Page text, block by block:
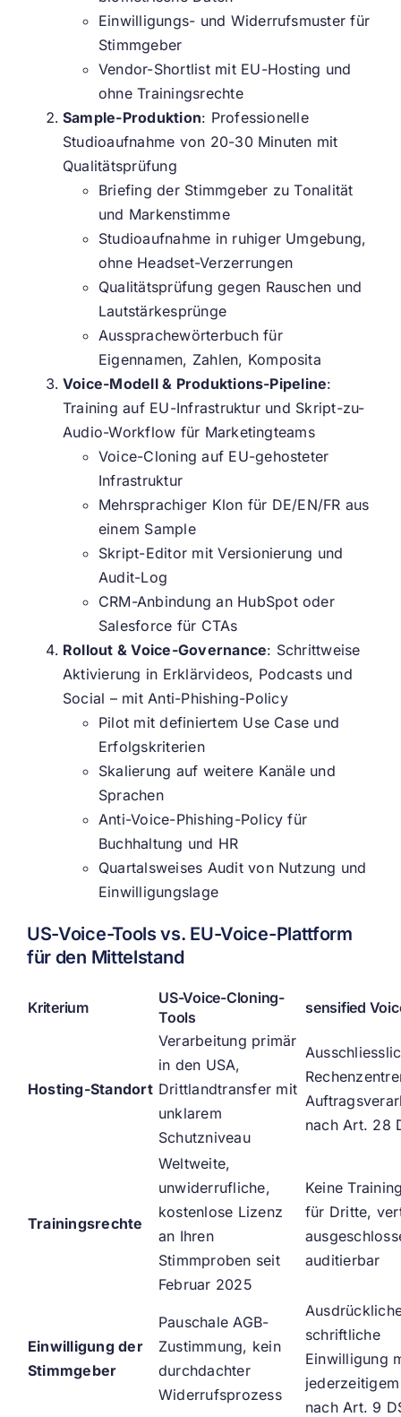
Einwilligungs- und Widerrufsmuster für
Stimmgeber
Vendor-Shortlist mit EU-Hosting und
ohne Trainingsrechte
Sample-Produktion: Professionelle
Studioaufnahme von 20-30 Minuten mit
Qualitätsprüfung
Briefing der Stimmgeber zu Tonalität
und Markenstimme
Studioaufnahme in ruhiger Umgebung,
ohne Headset-Verzerrungen
Qualitätsprüfung gegen Rauschen und
Lautstärkesprünge
Aussprachewörterbuch für
Eigennamen, Zahlen, Komposita
Voice-Modell & Produktions-Pipeline:
Training auf EU-Infrastruktur und Skript-zu-
Audio-Workflow für Marketingteams
Voice-Cloning auf EU-gehosteter
Infrastruktur
Mehrsprachiger Klon für DE/EN/FR aus
einem Sample
Skript-Editor mit Versionierung und
Audit-Log
CRM-Anbindung an HubSpot oder
Salesforce für CTAs
Rollout & Voice-Governance: Schrittweise
Aktivierung in Erklärvideos, Podcasts und
Social – mit Anti-Phishing-Policy
Pilot mit definiertem Use Case und
Erfolgskriterien
Skalierung auf weitere Kanäle und
Sprachen
Anti-Voice-Phishing-Policy für
Buchhaltung und HR
Quartalsweises Audit von Nutzung und
Einwilligungslage
US-Voice-Tools vs. EU-Voice-Plattform
für den Mittelstand
Kriterium
US-Voice-Cloning-
Tools
sensified
Hosting-Standort
Verarbeitung primär
in den USA,
Drittlandtransfer mit
unklarem
Schutzniveau
nach Art. 28
Trainingsrechte
Weltweite,
unwiderrufliche,
kostenlose Lizenz
an Ihren
Stimmproben seit
Februar 2025
Keine
für Dritte,
auditierbar
Einwilligung der
Stimmgeber
Pauschale AGB-
Zustimmung, kein
durchdachter
Widerrufsprozess
schriftliche
Einwilligung
nach Art. 9